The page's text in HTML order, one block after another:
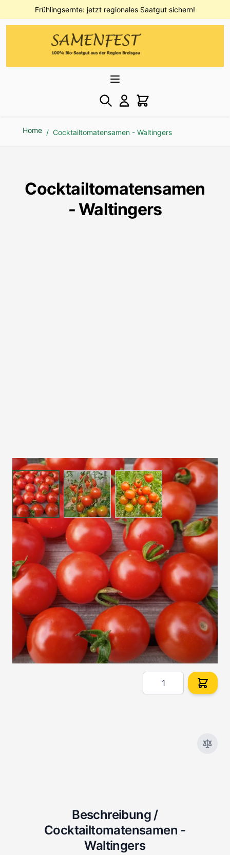
Direkt zum InhaltFrühlingsernte: jetzt regionales Saatgut sichern!
Home / Cocktailtomatensamen - Waltingers
Cocktailtomatensamen
- Waltingers
View larger imageView larger imageView larger image
Fruchtig-süße Cocktailtomate mit platzfesten
Früchten; frühe, ertragreiche Sorte.
Auf Lager
SKU 1028
3,20 €
Menge
Beschreibung /
Cocktailtomatensamen -
Waltingers